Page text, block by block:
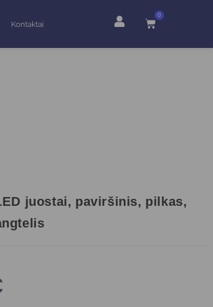
Kontaktai
0
juostai, paviršinis, pilkas,